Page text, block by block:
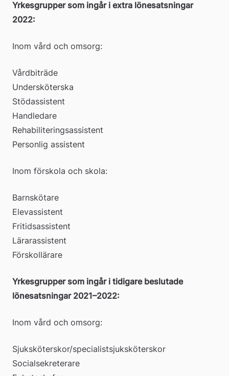
Yrkesgrupper som ingår i extra lönesatsningar
2022:
Inom vård och omsorg:
Vårdbiträde
Undersköterska
Stödassistent
Handledare
Rehabiliteringsassistent
Personlig assistent
Inom förskola och skola:
Barnskötare
Elevassistent
Fritidsassistent
Lärarassistent
Förskollärare
Yrkesgrupper som ingår i tidigare beslutade
lönesatsningar 2021­­–2022:
Inom vård och omsorg:
Sjuksköterskor/specialistsjuksköterskor
Socialsekreterare